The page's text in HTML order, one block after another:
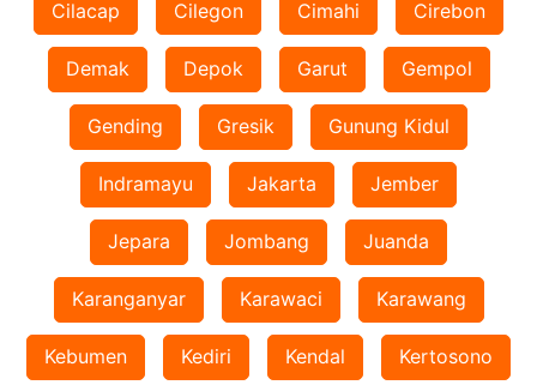
Cilacap Cilegon Cimahi Cirebon
Demak Depok Garut Gempol
Gending Gresik Gunung Kidul
Indramayu Jakarta Jember
Jepara Jombang Juanda
Karanganyar Karawaci Karawang
Kebumen Kediri Kendal Kertosono